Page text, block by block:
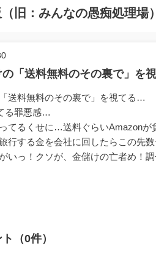
旧：みんなの愚痴処理場）
の「送料無料のその裏で」
送料無料のその裏で」を視てる…
る罪悪感…
てるくせに…送料ぐらいAmazonが
行する金を会社に回したらこの先
いっ！クソが、金儲けの亡者め！
（0件）